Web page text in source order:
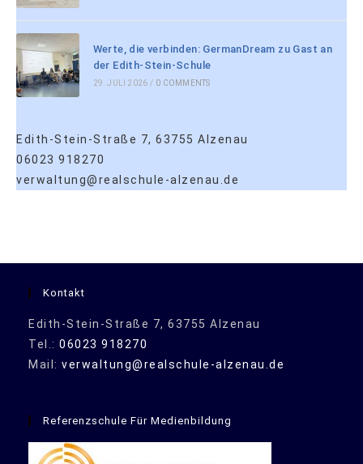
Werte, die verbinden: GermanDream zu Gast an
der Edith-Stein-Schule
29. JULI 2026 / 0 COMMENTS
Edith-Stein-Straße 7, 63755 Alzenau
06023 918270
verwaltung@realschule-alzenau.de
Kontakt
Edith-Stein-Straße 7, 63755 Alzenau
Tel.: 06023 918270
Mail: verwaltung@realschule-alzenau.de
Referenzschule Für Medienbildung